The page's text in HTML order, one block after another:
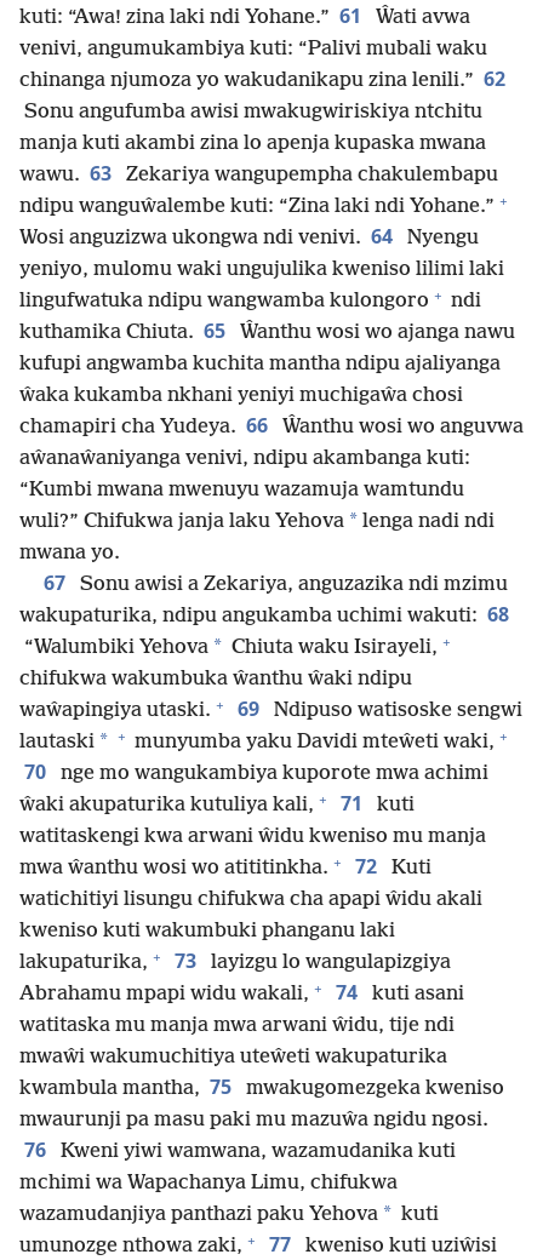
kuti: “Awa! zina laki ndi Yohane.” 61
Ŵati avwa
venivi, angumukambiya kuti: “Palivi mubali waku
chinanga njumoza yo wakudanikapu zina lenili.” 62
Sonu angufumba awisi mwakugwiriskiya ntchitu
manja kuti akambi zina lo apenja kupaska mwana
wawu. 63
Zekariya wangupempha chakulembapu
ndipu wanguŵalembe kuti: “Zina laki ndi Yohane.” +
Wosi anguzizwa ukongwa ndi venivi. 64
Nyengu
yeniyo, mulomu waki ungujulika kweniso lilimi laki
lingufwatuka ndipu wangwamba kulongoro + ndi
kuthamika Chiuta. 65
Ŵanthu wosi wo ajanga nawu
kufupi angwamba kuchita mantha ndipu ajaliyanga
ŵaka kukamba nkhani yeniyi muchigaŵa chosi
chamapiri cha Yudeya. 66
Ŵanthu wosi wo anguvwa
aŵanaŵaniyanga venivi, ndipu akambanga kuti:
“Kumbi mwana mwenuyu wazamuja wamtundu
wuli?” Chifukwa janja laku Yehova * lenga nadi ndi
mwana yo.
67
Sonu awisi a Zekariya, anguzazika ndi mzimu
wakupaturika, ndipu angukamba uchimi wakuti: 68
“Walumbiki Yehova * Chiuta waku Isirayeli, +
chifukwa wakumbuka ŵanthu ŵaki ndipu
waŵapingiya utaski. + 69
Ndipuso watisoske sengwi
lautaski * + munyumba yaku Davidi mteŵeti waki, +
70
nge mo wangukambiya kuporote mwa achimi
ŵaki akupaturika kutuliya kali, + 71
kuti
watitaskengi kwa arwani ŵidu kweniso mu manja
mwa ŵanthu wosi wo atititinkha. + 72
Kuti
watichitiyi lisungu chifukwa cha apapi ŵidu akali
kweniso kuti wakumbuki phanganu laki
lakupaturika, + 73
layizgu lo wangulapizgiya
Abrahamu mpapi widu wakali, + 74
kuti asani
watitaska mu manja mwa arwani ŵidu, tije ndi
mwaŵi wakumuchitiya uteŵeti wakupaturika
kwambula mantha, 75
mwakugomezgeka kweniso
mwaurunji pa masu paki mu mazuŵa ngidu ngosi.
76
Kweni yiwi wamwana, wazamudanika kuti
mchimi wa Wapachanya Limu, chifukwa
wazamudanjiya panthazi paku Yehova * kuti
umunozge nthowa zaki, + 77
kweniso kuti uziŵisi